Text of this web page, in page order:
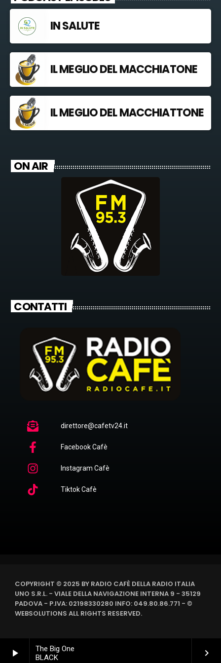
play_arrow
The Big One
BLACK
keyboard_arrow_right
IN SALUTE
IL MEGLIO DEL MACCHIATONE
IL MEGLIO DEL MACCHIATTONE
ON AIR
CONTATTI
direttore@cafetv24.it
Facebook Cafè
Instagram Cafè
Tiktok Cafè
COPYRIGHT © 2025 BY RADIO CAFÈ DELLA RADIO ITALIA
UNO S.R.L. - VIALE DELLA NAVIGAZIONE INTERNA 9 - 35129
PADOVA - P.IVA: 02198330280 INFO: 049.80.86.771 - ©
WEBSOLUTIONS ALL RIGHTS RESERVED.